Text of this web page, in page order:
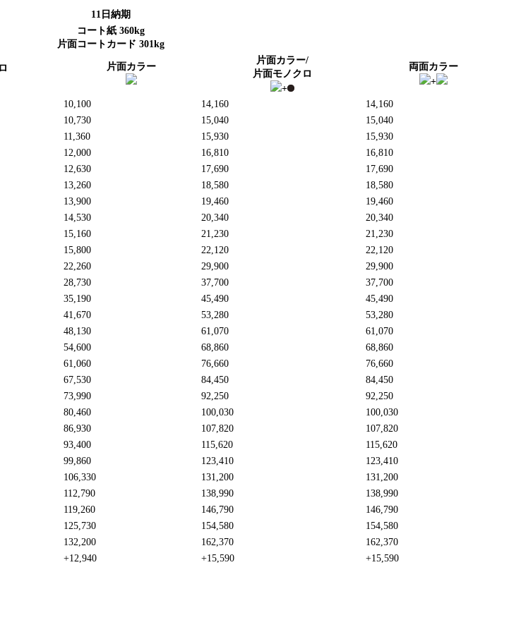
11日納期
コート紙 360kg
片面コートカード 301kg
片面カラー
片面カラー/
片面モノクロ
+
両面カラー
+
10,100 14,160
14,160
10,730 15,040
15,040
11,360 15,930
15,930
12,000 16,810
16,810
12,630 17,690
17,690
13,260 18,580
18,580
13,900 19,460
19,460
14,530 20,340
20,340
15,160 21,230
21,230
15,800 22,120
22,120
22,260 29,900
29,900
28,730 37,700
37,700
35,190 45,490
45,490
41,670 53,280
53,280
48,130 61,070
61,070
54,600 68,860
68,860
61,060 76,660
76,660
67,530 84,450
84,450
73,990 92,250
92,250
80,460 100,030
100,030
86,930 107,820
107,820
93,400 115,620
115,620
99,860 123,410
123,410
106,330 131,200
131,200
112,790 138,990
138,990
119,260 146,790
146,790
125,730 154,580
154,580
132,200 162,370
162,370
+12,940 +15,590 +15,590